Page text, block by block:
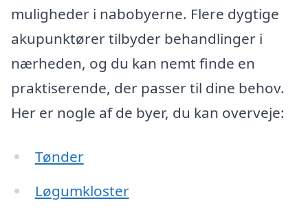
muligheder i nabobyerne. Flere dygtige
akupunktører tilbyder behandlinger i
nærheden, og du kan nemt finde en
praktiserende, der passer til dine behov.
Her er nogle af de byer, du kan overveje:
Tønder
Løgumkloster